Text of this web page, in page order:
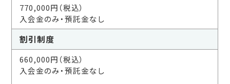
770,000円（税込）
入会金のみ・預託金なし
割引制度
660,000円（税込）
入会金のみ・預託金なし